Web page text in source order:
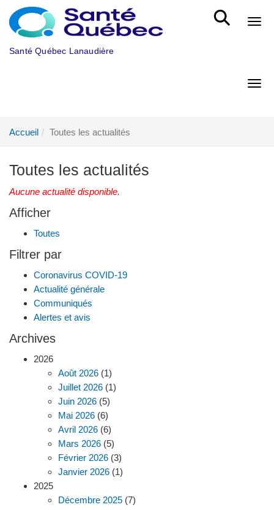
Aller au menu principal
Santé Québec Lanaudière
Accueil Toutes les actualités
Toutes les actualités
Aucune actualité disponible.
Afficher
Toutes
Filtrer par
Coronavirus COVID-19
Actualité générale
Communiqués
Alertes et avis
Archives
2026
Août 2026 (1)
Juillet 2026 (1)
Juin 2026 (5)
Mai 2026 (6)
Avril 2026 (6)
Mars 2026 (5)
Février 2026 (3)
Janvier 2026 (1)
2025
Décembre 2025 (7)